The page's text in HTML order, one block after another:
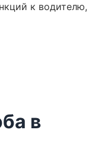
к водителю,
в